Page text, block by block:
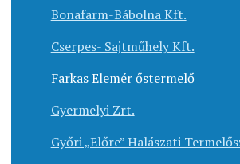
Bonafarm-Bábolna Kft.
Cserpes- Sajtműhely Kft.
Farkas Elemér őstermelő
Gyermelyi Zrt.
Győri „Előre” Halászati